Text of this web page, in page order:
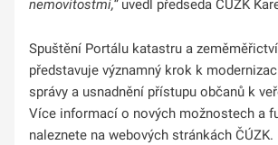
nemovitostmi,“uvedl předseda ČÚZK
Spuštění Portálu katastru a
představuje významný krok k
správy a usnadnění přístupu občanů k
Více informací o nových možnostech a
naleznete na webových stránkách ČÚZK.